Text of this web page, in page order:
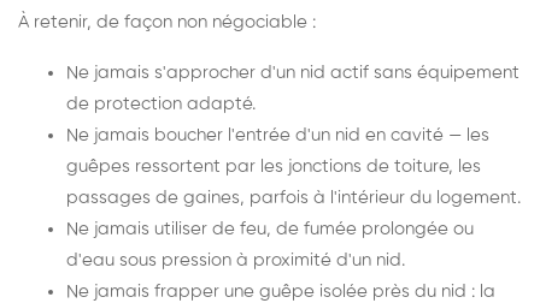
À retenir, de façon non négociable :
Ne jamais s'approcher d'un nid actif sans équipement
de protection adapté.
Ne jamais boucher l'entrée d'un nid en cavité — les
guêpes ressortent par les jonctions de toiture, les
passages de gaines, parfois à l'intérieur du logement.
Ne jamais utiliser de feu, de fumée prolongée ou
d'eau sous pression à proximité d'un nid.
Ne jamais frapper une guêpe isolée près du nid : la